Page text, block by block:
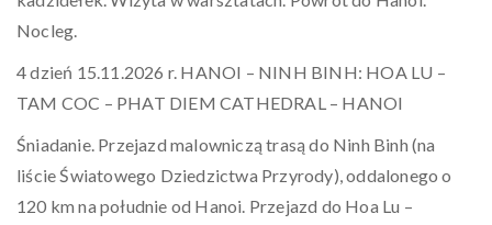
Nocleg.
4 dzień 15.11.2026 r. HANOI – NINH BINH: HOA LU –
TAM COC – PHAT DIEM CATHEDRAL – HANOI
Śniadanie. Przejazd malowniczą trasą do Ninh Binh (na
liście Światowego Dziedzictwa Przyrody), oddalonego o
120 km na południe od Hanoi. Przejazd do Hoa Lu –